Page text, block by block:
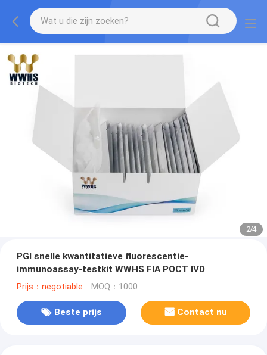
2/4
PGI snelle kwantitatieve fluorescentie-
immunoassay-testkit WWHS FIA POCT IVD
Prijs：negotiable MOQ：1000
Beste prijs Contact nu